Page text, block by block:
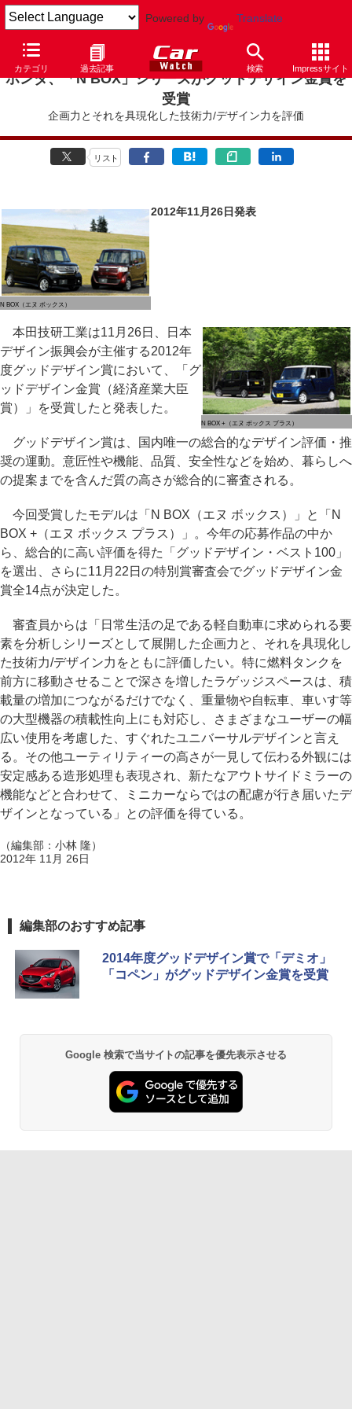
Powered by Translate
カテゴリ 過去記事 検索 Impressサイト
ホンダ、「N BOX」シリーズがグッドデザイン金賞を
受賞
企画力とそれを具現化した技術力/デザイン力を評価
リスト
N BOX（エヌ ボックス）
2012年11月26日発表
N BOX +（エヌ ボックス プラス）
本田技研工業は11月26日、日本
デザイン振興会が主催する2012年
度グッドデザイン賞において、「グ
ッドデザイン金賞（経済産業大臣
賞）」を受賞したと発表した。
グッドデザイン賞は、国内唯一の総合的なデザイン評価・推
奨の運動。意匠性や機能、品質、安全性などを始め、暮らしへ
の提案までを含んだ質の高さが総合的に審査される。
今回受賞したモデルは「N BOX（エヌ ボックス）」と「N
BOX +（エヌ ボックス プラス）」。今年の応募作品の中か
ら、総合的に高い評価を得た「グッドデザイン・ベスト100」
を選出、さらに11月22日の特別賞審査会でグッドデザイン金
賞全14点が決定した。
審査員からは「日常生活の足である軽自動車に求められる要
素を分析しシリーズとして展開した企画力と、それを具現化し
た技術力/デザイン力をともに評価したい。特に燃料タンクを
前方に移動させることで深さを増したラゲッジスペースは、積
載量の増加につながるだけでなく、重量物や自転車、車いす等
の大型機器の積載性向上にも対応し、さまざまなユーザーの幅
広い使用を考慮した、すぐれたユニバーサルデザインと言え
る。その他ユーティリティーの高さが一見して伝わる外観には
安定感ある造形処理も表現され、新たなアウトサイドミラーの
機能などと合わせて、ミニカーならではの配慮が行き届いたデ
ザインとなっている」との評価を得ている。
（編集部：小林 隆）
2012年 11月 26日
編集部のおすすめ記事
2014年度グッドデザイン賞で「デミオ」
「コペン」がグッドデザイン金賞を受賞
Google 検索で当サイトの記事を優先表示させる